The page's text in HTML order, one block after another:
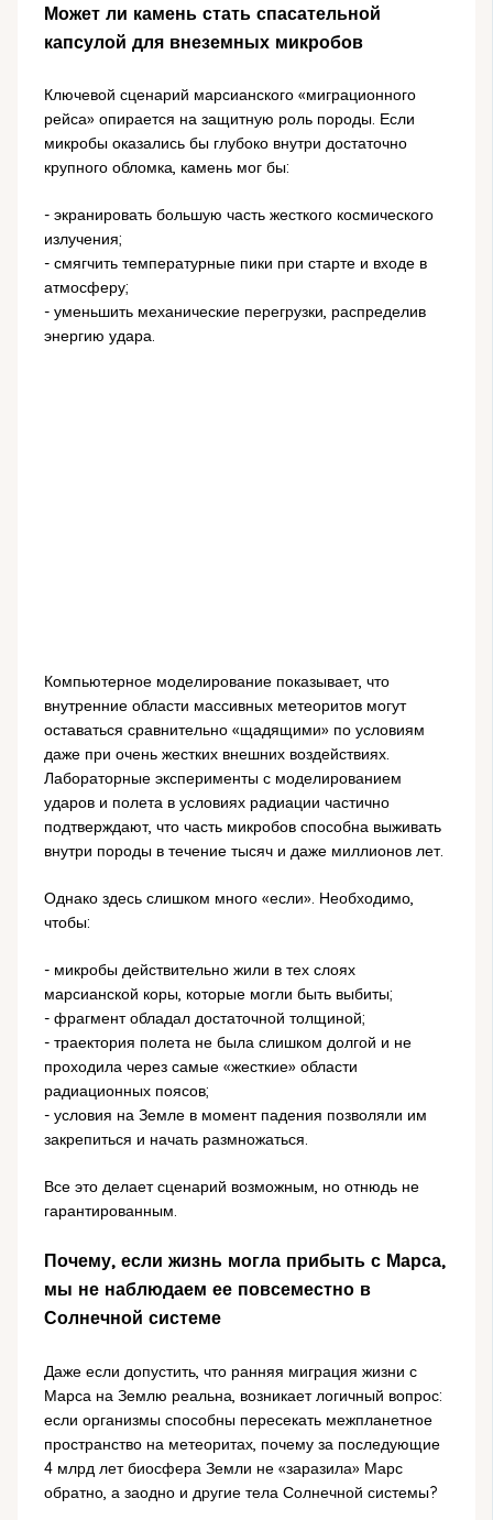
Может ли камень стать спасательной
капсулой для внеземных микробов
Ключевой сценарий марсианского «миграционного
рейса» опирается на защитную роль породы. Если
микробы оказались бы глубоко внутри достаточно
крупного обломка, камень мог бы:
- экранировать большую часть жесткого космического
излучения;
- смягчить температурные пики при старте и входе в
атмосферу;
- уменьшить механические перегрузки, распределив
энергию удара.
Компьютерное моделирование показывает, что
внутренние области массивных метеоритов могут
оставаться сравнительно «щадящими» по условиям
даже при очень жестких внешних воздействиях.
Лабораторные эксперименты с моделированием
ударов и полета в условиях радиации частично
подтверждают, что часть микробов способна выживать
внутри породы в течение тысяч и даже миллионов лет.
Однако здесь слишком много «если». Необходимо,
чтобы:
- микробы действительно жили в тех слоях
марсианской коры, которые могли быть выбиты;
- фрагмент обладал достаточной толщиной;
- траектория полета не была слишком долгой и не
проходила через самые «жесткие» области
радиационных поясов;
- условия на Земле в момент падения позволяли им
закрепиться и начать размножаться.
Все это делает сценарий возможным, но отнюдь не
гарантированным.
Почему, если жизнь могла прибыть с Марса,
мы не наблюдаем ее повсеместно в
Солнечной системе
Даже если допустить, что ранняя миграция жизни с
Марса на Землю реальна, возникает логичный вопрос:
если организмы способны пересекать межпланетное
пространство на метеоритах, почему за последующие
4 млрд лет биосфера Земли не «заразила» Марс
обратно, а заодно и другие тела Солнечной системы?